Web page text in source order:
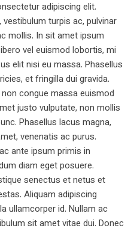
adipiscing elit.
turpis ac, pulvinar
mollis. In sit amet ipsum
vel euismod lobortis, mi
elit nisi eu massa. Phasellus
et fringilla dui gravida.
congue massa euismod
justo vulputate, non mollis
Phasellus lacus magna,
venenatis ac purus.
ante ipsum primis in
diam eget posuere.
senectus et netus et
Aliquam adipiscing
ullamcorper id. Nullam ac
sit amet vitae dui. Donec